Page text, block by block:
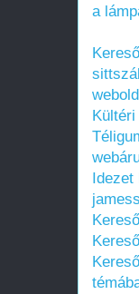
a
Idezet